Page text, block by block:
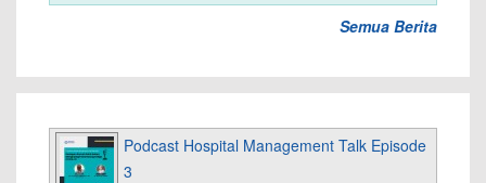
Semua Berita
Podcast Hospital Management Talk Episode
3